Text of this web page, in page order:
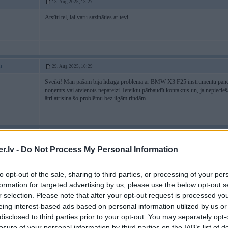
- Do Not Process My Personal Information
opt-out of the sale, sharing to third parties, or processing of your
for targeted advertising by us, please use the below opt-out
selection. Please note that after your opt-out request is processed
interest-based ads based on personal information utilized by us
to third parties prior to your opt-out. You may separately
13. Aug 2025, 13:27
Atsūti tel, lai varu sazināties ar tevi.
29. Aug 2025, 10:29
Sveiki! Man pašam bija līdzīga problēma ar BMW X3 F25 instrumentu
noņemts vai atvienots nepareizi. Ieteiktu pārbaudīt kontaktus un, ja
ātri atrisina šo problēmu bez ilgām rindām.
Paldies par ieteikumu. Sazinājos ar vienu cilvēku, kas varētu palīdzēt.
Your help is greatly appreciated. Thank you so much!